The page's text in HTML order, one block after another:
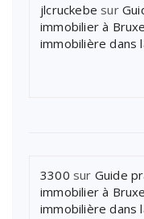
jlcruckebe sur
immobilier à
immobilière dans
3300 sur Guide
immobilier à
immobilière dans